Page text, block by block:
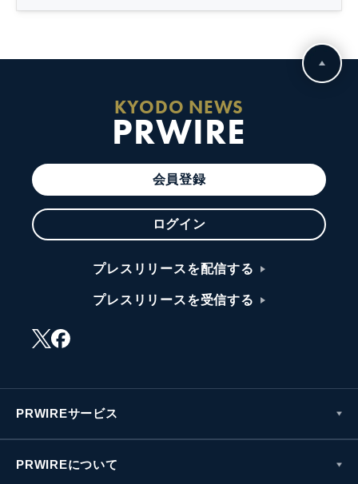
KYODO NEWS
PRWIRE
会員登録
ログイン
プレスリリースを配信する
プレスリリースを受信する
PRWIREサービス
PRWIREについて